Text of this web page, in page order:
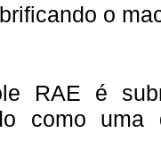
o
RAE é
como uma